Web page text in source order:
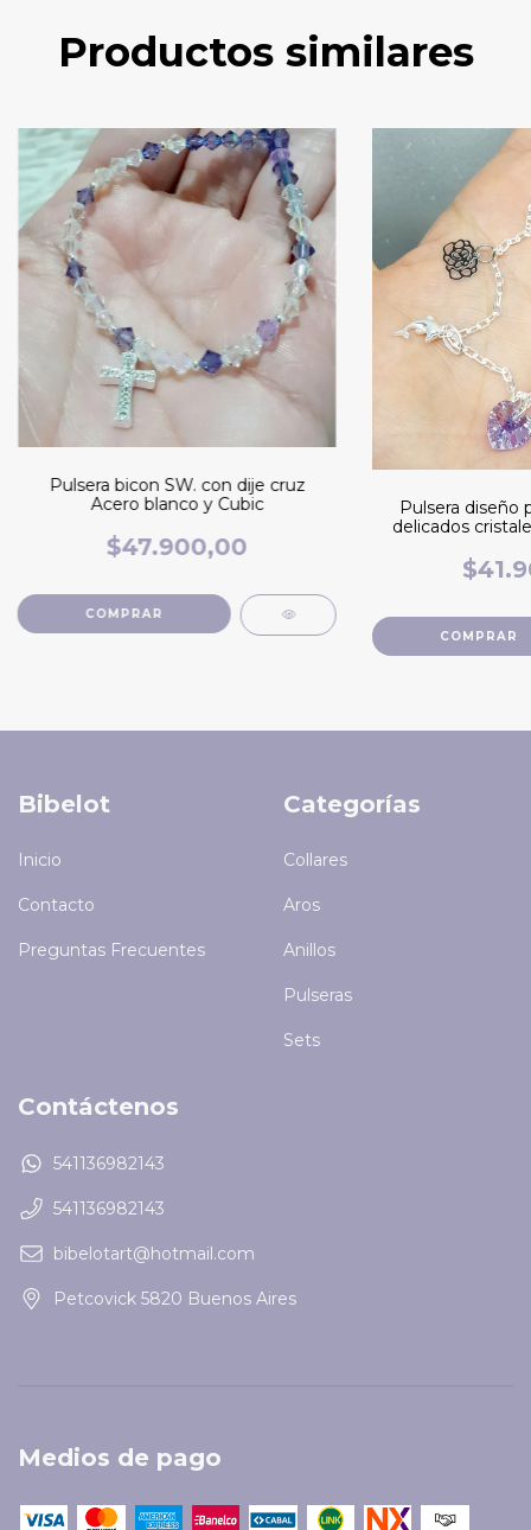
Productos similares
Pulsera bicon SW. con dije cruz
Acero blanco y Cubic
$47.900,00
Pulsera diseño
delicados
Bibelot
Inicio
Contacto
Preguntas Frecuentes
Categorías
Collares
Aros
Anillos
Pulseras
Sets
Contáctenos
541136982143
541136982143
bibelotart@hotmail.com
Petcovick 5820 Buenos Aires
Medios de pago